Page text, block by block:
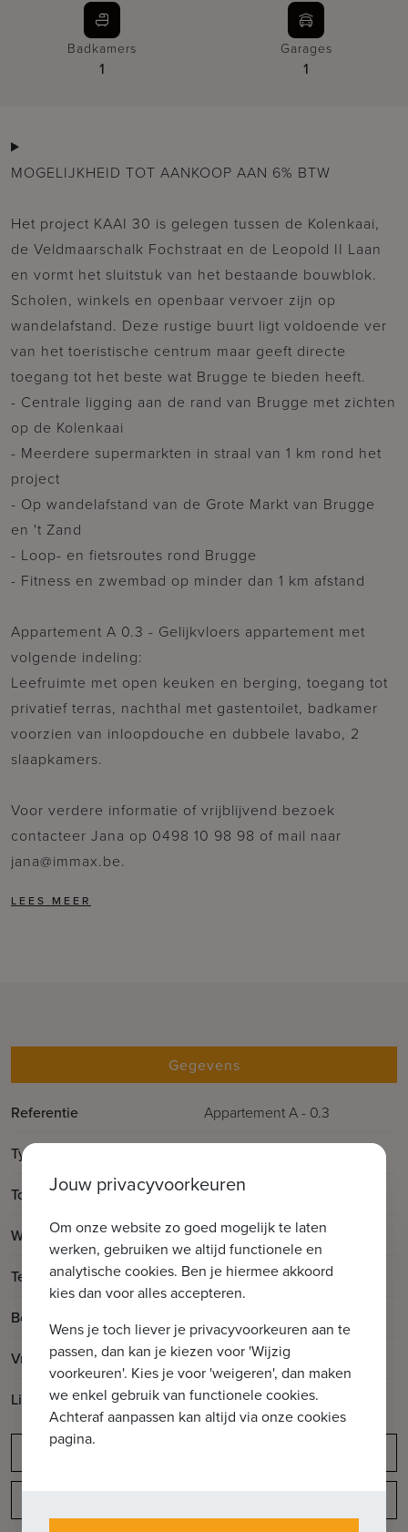
Badkamers
1
Garages
1
MOGELIJKHEID TOT AANKOOP AAN 6% BTW
Het project KAAI 30 is gelegen tussen de Kolenkaai,
de Veldmaarschalk Fochstraat en de Leopold II Laan
en vormt het sluitstuk van het bestaande bouwblok.
Scholen, winkels en openbaar vervoer zijn op
wandelafstand. Deze rustige buurt ligt voldoende ver
van het toeristische centrum maar geeft directe
toegang tot het beste wat Brugge te bieden heeft.
- Centrale ligging aan de rand van Brugge met zichten
op de Kolenkaai
- Meerdere supermarkten in straal van 1 km rond het
project
- Op wandelafstand van de Grote Markt van Brugge
en 't Zand
- Loop- en fietsroutes rond Brugge
- Fitness en zwembad op minder dan 1 km afstand
Appartement A 0.3 - Gelijkvloers appartement met
volgende indeling:
Leefruimte met open keuken en berging, toegang tot
privatief terras, nachthal met gastentoilet, badkamer
voorzien van inloopdouche en dubbele lavabo, 2
slaapkamers.
Voor verdere informatie of vrijblijvend bezoek
contacteer Jana op 0498 10 98 98 of mail naar
jana@immax.be.
Gegevens
Referentie Appartement A - 0.3
Type
Totale oppervlakte 111m2
Woonoppervlakte 95m2
Terrasoppervlakte 16m2
Bouwjaar
Vrij op Bij oplevering
Lift aanwezig Ja
Jouw privacyvoorkeuren
Om onze website zo goed mogelijk te laten
werken, gebruiken we altijd functionele en
analytische cookies. Ben je hiermee akkoord
kies dan voor alles accepteren.
Wens je toch liever je privacyvoorkeuren aan te
passen, dan kan je kiezen voor 'Wijzig
voorkeuren'. Kies je voor 'weigeren', dan maken
we enkel gebruik van functionele cookies.
Achteraf aanpassen kan altijd via onze cookies
pagina.